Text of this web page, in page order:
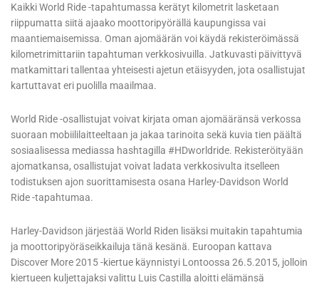
Kaikki World Ride -tapahtumassa kerätyt kilometrit lasketaan
riippumatta siitä ajaako moottoripyörällä kaupungissa vai
maantiemaisemissa. Oman ajomäärän voi käydä rekisteröimässä
kilometrimittariin tapahtuman verkkosivuilla. Jatkuvasti päivittyvä
matkamittari tallentaa yhteisesti ajetun etäisyyden, jota osallistujat
kartuttavat eri puolilla maailmaa.
World Ride -osallistujat voivat kirjata oman ajomääränsä verkossa
suoraan mobiililaitteeltaan ja jakaa tarinoita sekä kuvia tien päältä
sosiaalisessa mediassa hashtagilla #HDworldride. Rekisteröityään
ajomatkansa, osallistujat voivat ladata verkkosivulta itselleen
todistuksen ajon suorittamisesta osana Harley-Davidson World
Ride -tapahtumaa.
Harley-Davidson järjestää World Riden lisäksi muitakin tapahtumia
ja moottoripyöräseikkailuja tänä kesänä. Euroopan kattava
Discover More 2015 -kiertue käynnistyi Lontoossa 26.5.2015, jolloin
kiertueen kuljettajaksi valittu Luis Castilla aloitti elämänsä